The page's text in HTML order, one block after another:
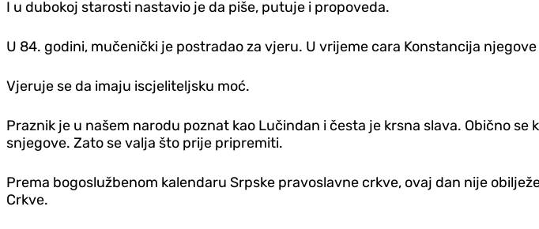
I u dubokoj starosti nastavio je da piše, putuje i propoveda.
U 84. godini, mučenički je postradao za vjeru. U vrijeme cara Konstancija
Vjeruje se da imaju iscjeliteljsku moć.
Praznik je u našem narodu poznat kao Lučindan i česta je krsna slava. Obično
snjegove. Zato se valja što prije pripremiti.
Prema bogoslužbenom kalendaru Srpske pravoslavne crkve, ovaj dan nije
Crkve.